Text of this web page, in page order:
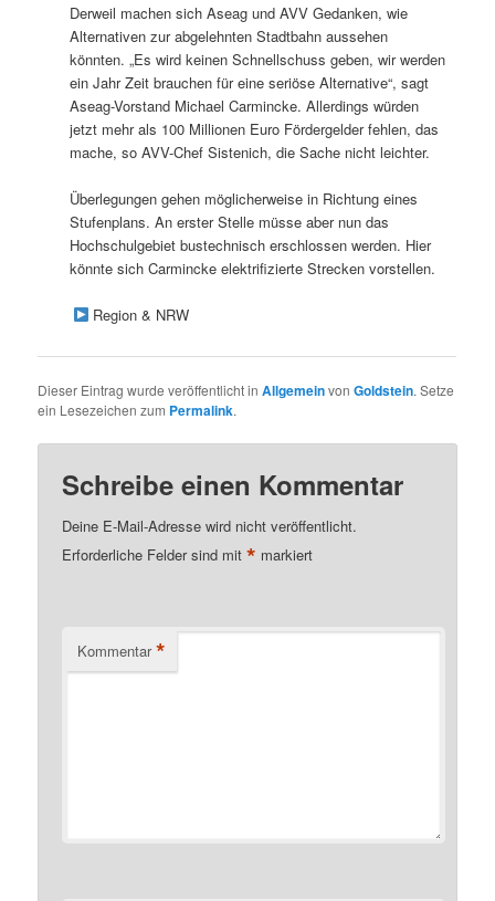
Derweil machen sich Aseag und AVV Gedanken, wie
Alternativen zur abgelehnten Stadtbahn aussehen
könnten. „Es wird keinen Schnellschuss geben, wir werden
ein Jahr Zeit brauchen für eine seriöse Alternative“, sagt
Aseag-Vorstand Michael Carmincke. Allerdings würden
jetzt mehr als 100 Millionen Euro Fördergelder fehlen, das
mache, so AVV-Chef Sistenich, die Sache nicht leichter.
Überlegungen gehen möglicherweise in Richtung eines
Stufenplans. An erster Stelle müsse aber nun das
Hochschulgebiet bustechnisch erschlossen werden. Hier
könnte sich Carmincke elektrifizierte Strecken vorstellen.
Region & NRW
Dieser Eintrag wurde veröffentlicht inAllgemeinvonGoldstein. Setze
ein Lesezeichen zum Permalink.
Schreibe einen Kommentar
Deine E-Mail-Adresse wird nicht veröffentlicht.
Erforderliche Felder sind mit* markiert
Kommentar *